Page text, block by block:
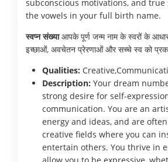
subconscious motivations, and true
the vowels in your full birth name.
स्वप्न संख्याआपके पूर्ण जन्म नाम के स्वरों के
इच्छाओं, अवचेतन प्रेरणाओं और सच्चे स्व को
Qualities:
Description: Your dream
strong desire for self-
communication. You are an
energy and ideas, and are
creative fields where you can
entertain others. You thrive in